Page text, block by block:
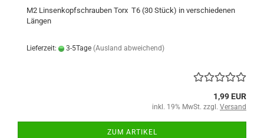
M2 Linsenkopfschrauben Torx T6 (30 Stück) in verschiedenen
Längen
Lieferzeit: 3-5Tage (Ausland abweichend)
1,99 EUR
inkl. 19% MwSt. zzgl. Versand
ZUM ARTIKEL